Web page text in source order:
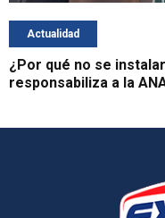
Actualidad
¿Por qué no se
responsabiliza a la